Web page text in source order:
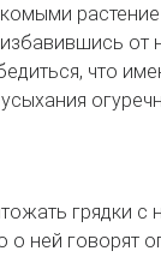
растение
от
что
грядки с
о ней говорят